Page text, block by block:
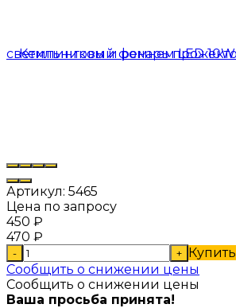
Артикул: 5465
Цена по запросу
450 ₽
470 ₽
- + Купить
Сообщить о снижении цены
Сообщить о снижении цены
Ваша просьба принята!